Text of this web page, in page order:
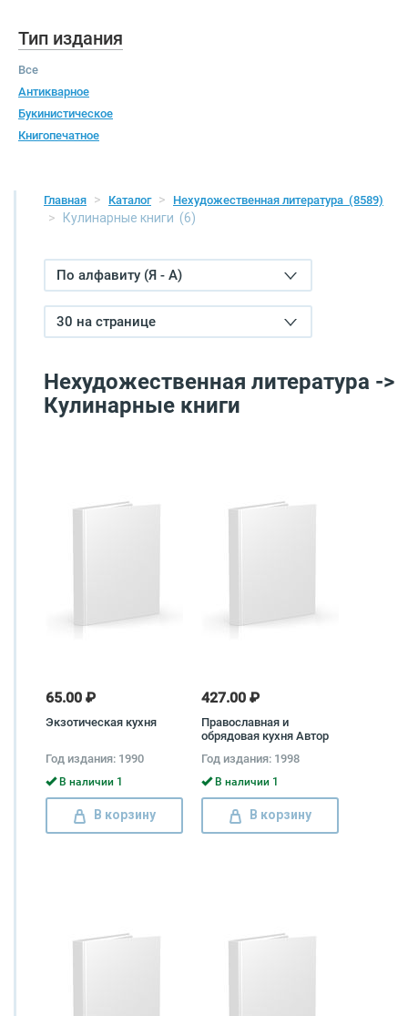
Тип издания
Все
Антикварное
Букинистическое
Книгопечатное
Главная Каталог Нехудожественная литература (8589)
Кулинарные книги (6)
По алфавиту (Я - А)
30 на странице
Нехудожественная литература ->
Кулинарные книги
65.00 ₽
Экзотическая кухня
Год издания: 1990
В наличии 1
В корзину
427.00 ₽
Православная и
обрядовая кухня Автор
Год издания: 1998
В наличии 1
В корзину